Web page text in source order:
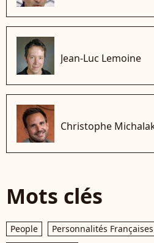
Jean-Luc Lemoine
Christophe
Mots clés
People Personnalités Françaises